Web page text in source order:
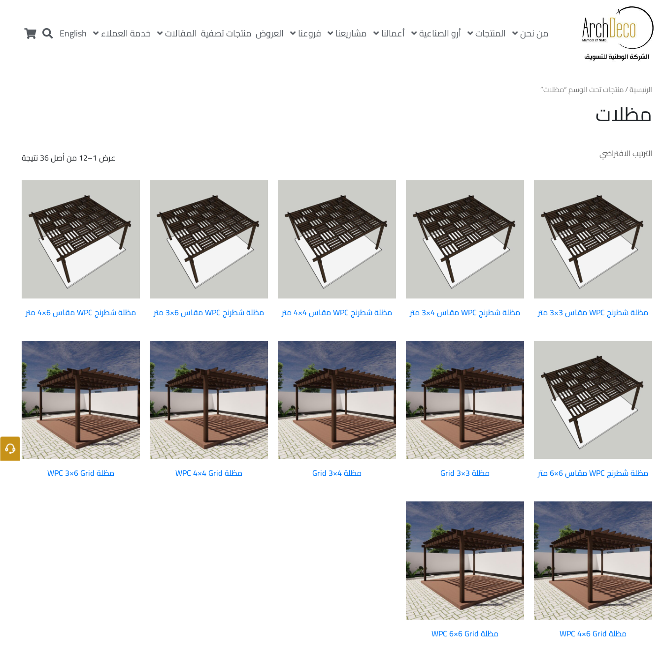
من نحن المنتجات أرو الصناعية أعمالنا مشاريعنا فروعنا العروض منتجات تصفية المقالات خدمة العملاء English
الرئيسية/ منتجات تحت الوسم “مظلات”
مظلات
عرض 1–12 من أصل 36 نتيجة
مظلة شطرنج WPC مقاس 3×3 متر مظلة شطرنج WPC مقاس 4×3 متر مظلة شطرنج WPC مقاس 4×4 متر مظلة شطرنج WPC مقاس 6×3 متر مظلة شطرنج WPC مقاس 6×4 متر
مظلة شطرنج WPC مقاس 6×6 متر مظلة Grid 3×3 مظلة Grid 3×4 مظلة WPC 4×4 Grid مظلة WPC 3×6 Grid
مظلة WPC 4×6 Grid مظلة WPC 6×6 Grid